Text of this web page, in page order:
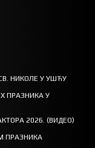
НИКОЛЕ У УШЋУ
ПРАЗНИКА У
2026. (ВИДЕО)
ПРАЗНИКА